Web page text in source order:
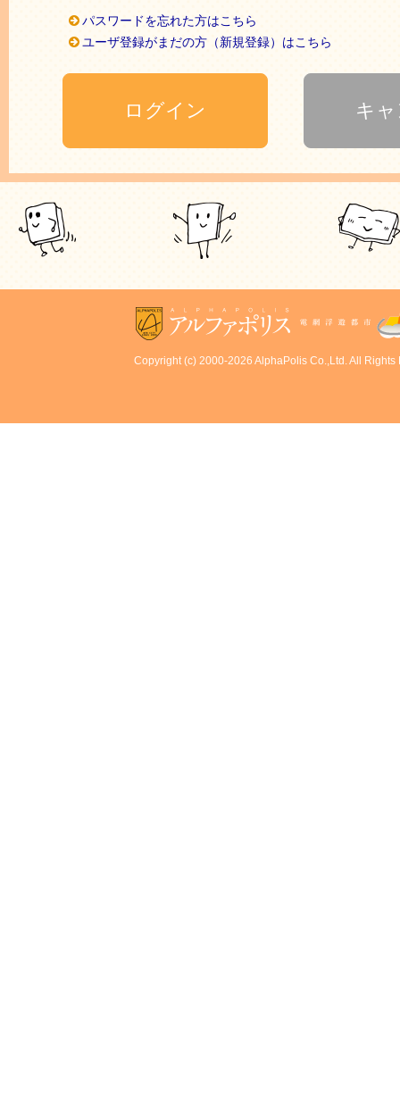
パスワードを忘れた方はこちら
ユーザ登録がまだの方（新規登録）はこちら
Copyright (c) 2000-2026 AlphaPolis Co.,Ltd. All Rights